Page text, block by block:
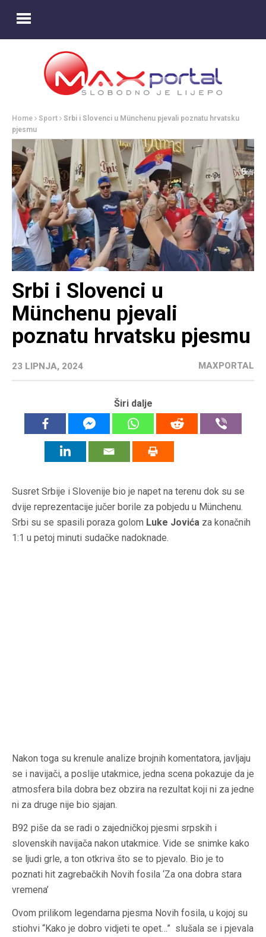
Home Sport
Srbi i Slovenci u Münchenu pjevali poznatu hrvatsku
pjesmu
Srbi i Slovenci u
Münchenu pjevali
poznatu hrvatsku pjesmu
23 LIPNJA, 2024 MAXPORTAL
Širi dalje
Susret Srbije i Slovenije bio je napet na terenu dok su se
dvije reprezentacije jučer borile za pobjedu u Münchenu.
Srbi su se spasili poraza golom Luke Jovića za konačnih
1:1 u petoj minuti sudačke nadoknade.
Nakon toga su krenule analize brojnih komentatora, javljaju
se i navijači, a poslije utakmice, jedna scena pokazuje da je
atmosfera bila dobra bez obzira na rezultat koji ni za jedne
ni za druge nije bio sjajan.
B92 piše da se radi o zajedničkoj pjesmi srpskih i
slovenskih navijača nakon utakmice. Vide se snimke kako
se ljudi grle, a ton otkriva što se to pjevalo. Bio je to
poznati hit zagrebačkih Novih fosila ‘Za ona dobra stara
vremena’
Ovom prilikom legendarna pjesma Novih fosila, u kojoj su
stiohvi “Kako je dobro vidjeti te opet…” slušala se i pjevala